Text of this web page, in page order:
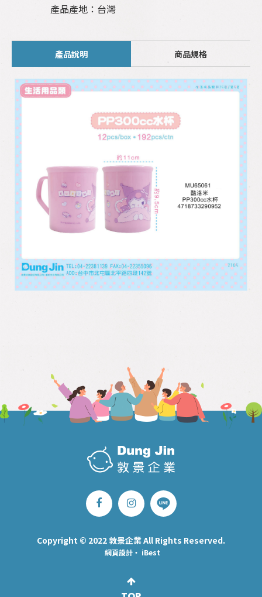
產品產地：台灣
產品說明 商品規格
Copyright © 2022 敦景企業 All Rights Reserved.
網頁設計‧ iBest